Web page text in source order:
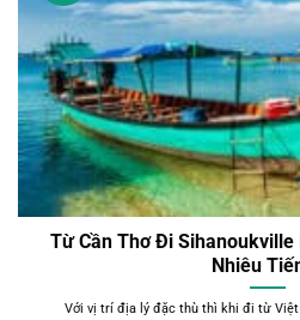
Từ Cần Thơ Đi Sihanoukville
Nhiêu
Với vị trí địa lý đặc thù thì khi đi từ Việt